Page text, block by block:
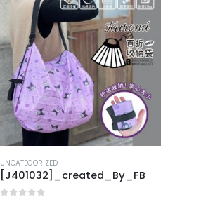
UNCATEGORIZED
[J401032]_created_By_FB